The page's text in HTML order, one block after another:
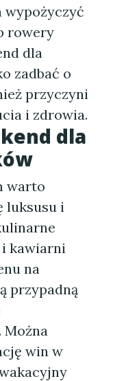
wypożyczyć
rowery
dla
zadbać o
przyczyni
i zdrowia.
dla
warto
luksusu i
kawiarni
na
przypadną
Można
win w